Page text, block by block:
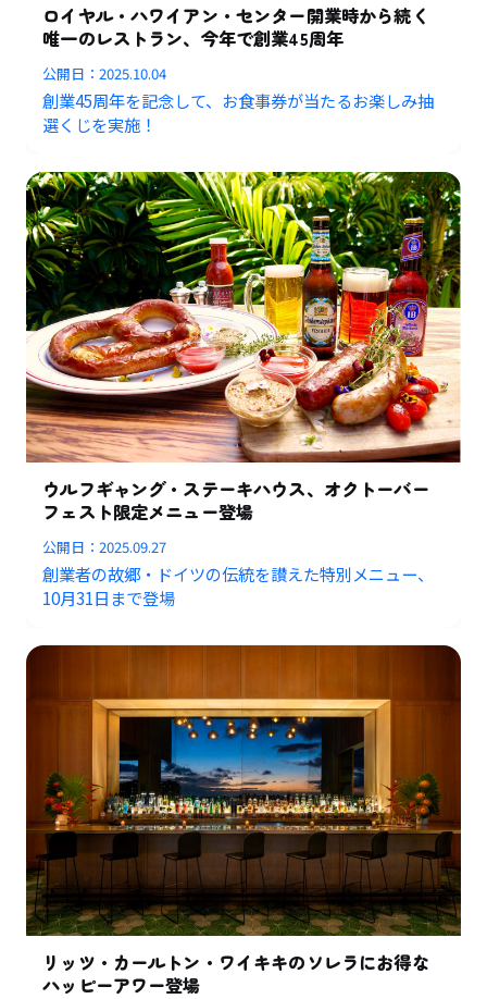
ロイヤル・ハワイアン・センター開業時から続く
唯一のレストラン、今年で創業45周年
公開日：2025.10.04
創業45周年を記念して、お食事券が当たるお楽しみ抽
選くじを実施！
ウルフギャング・ステーキハウス、オクトーバー
フェスト限定メニュー登場
公開日：2025.09.27
創業者の故郷・ドイツの伝統を讃えた特別メニュー、
10月31日まで登場
リッツ・カールトン・ワイキキのソレラにお得な
ハッピーアワー登場